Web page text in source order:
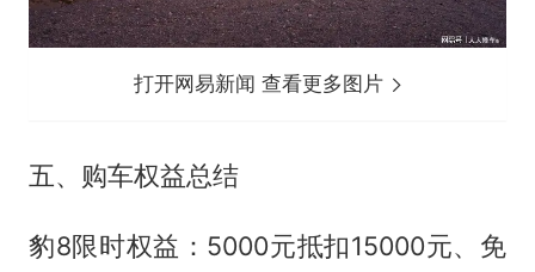
打开网易新闻 查看更多图片
五、购车权益总结
豹8限时权益：5000元抵扣15000元、免